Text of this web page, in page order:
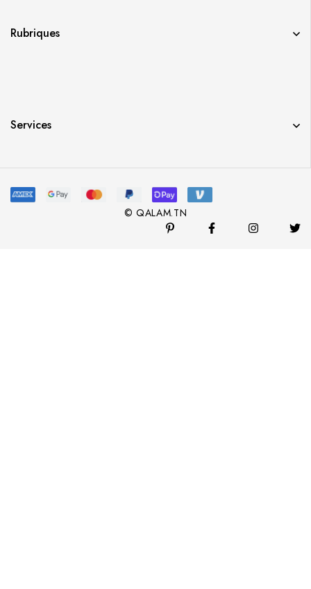
Rubriques
Services
© QALAM.TN